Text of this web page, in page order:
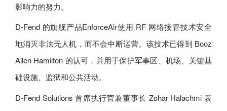
影响力的努力。
D-Fend 的旗舰产品EnforceAir使用 RF 网络接管技术安全
地消灭非法无人机，而不会中断运营。该技术已得到 Booz
Allen Hamilton 的认可，并用于保护军事区、机场、关键基
础设施、监狱和公共活动。
D-Fend Solutions 首席执行官兼董事长 Zohar Halachmi 表